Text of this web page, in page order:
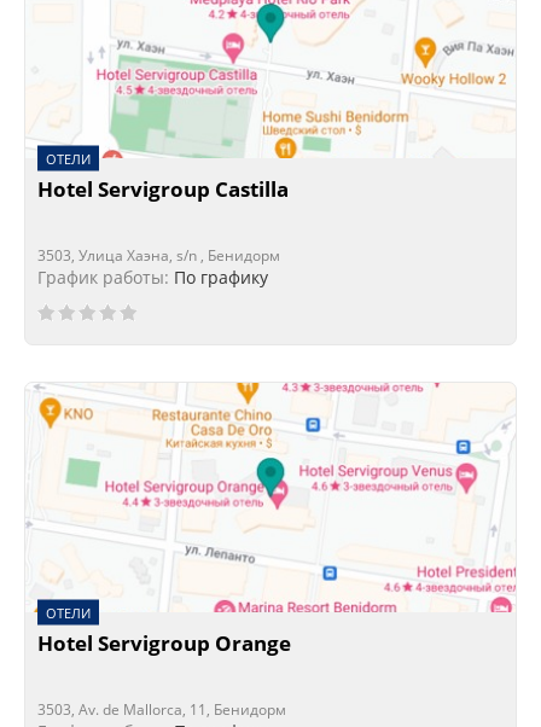
ОТЕЛИ
Hotel Servigroup Castilla
3503, Улица Хаэна, s/n , Бенидорм
График работы: По графику
ОТЕЛИ
Hotel Servigroup Orange
3503, Av. de Mallorca, 11, Бенидорм